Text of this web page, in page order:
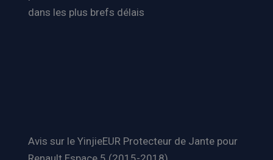
dans les plus brefs délais
Avis sur le YinjieEUR Protecteur de Jante pour